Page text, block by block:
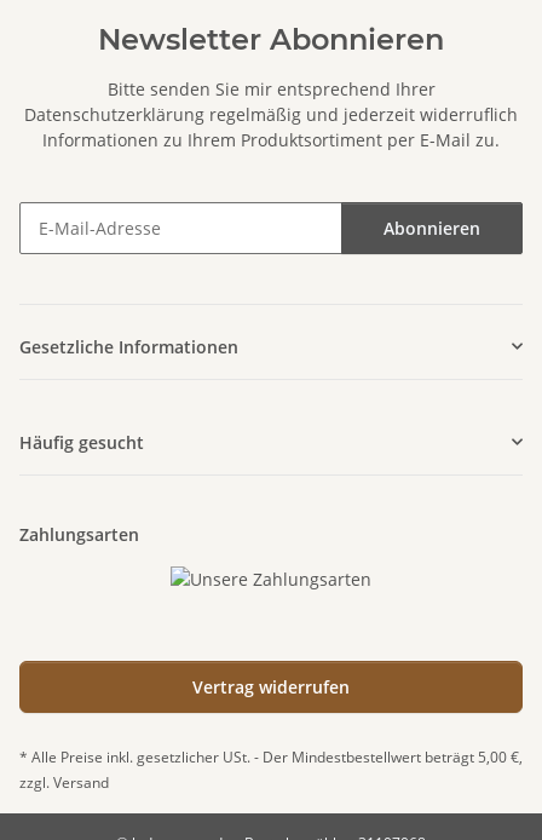
Newsletter Abonnieren
Bitte senden Sie mir entsprechend Ihrer
Datenschutzerklärung regelmäßig und jederzeit widerruflich
Informationen zu Ihrem Produktsortiment per E-Mail zu.
Abonnieren
Gesetzliche Informationen
Häufig gesucht
Zahlungsarten
Vertrag widerrufen
* Alle Preise inkl. gesetzlicher USt. - Der Mindestbestellwert beträgt 5,00 €,
zzgl.Versand